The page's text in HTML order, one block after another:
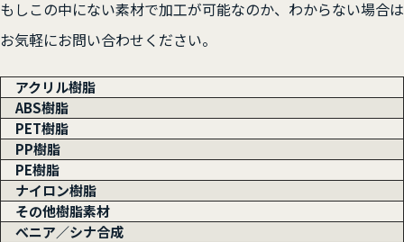
もしこの中にない素材で加工が可能なのか、わからない場合は
お気軽にお問い合わせください。
アクリル樹脂
ABS樹脂
PET樹脂
PP樹脂
PE樹脂
ナイロン樹脂
その他樹脂素材
べニア／シナ合成